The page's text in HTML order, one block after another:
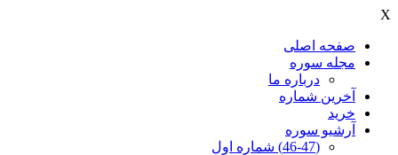
X
صفحه اصلی
مجله سوره
درباره ما
آخرين شماره
خرید
آرشیو سوره
(46-47) شماره اول